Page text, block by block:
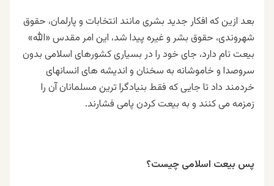
بعد ازین که افکار جدید بشری مانند انتخابات و پارلمان، حقوق
شهروندی، حقوق بشر و غیره پیدا شد، این امر مقدس «الله»
بیعت نام دارد، جای خود را در بسیاری کشورهای اسلامی بدون
سروصدا و خاموشانه به سخنان و اندیشه های انسانهای
خردمند داد تا جایی که فقط بنیادگرا ترین مسلمانان آن را
زمزمه می کنند و به بیعت کردن پامی فشارند.
پس بیعت اسلامی چیست؟